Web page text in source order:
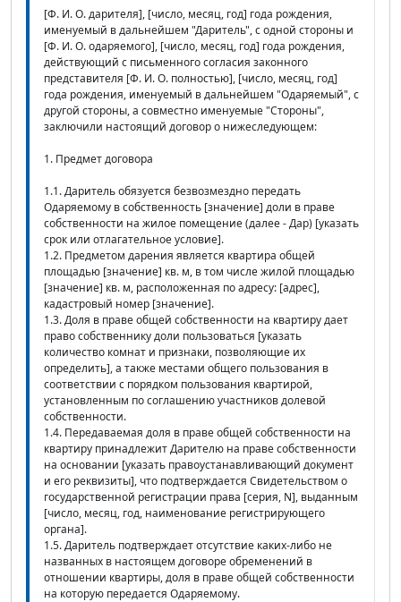
[Ф. И. О. дарителя], [число, месяц, год] года рождения,
именуемый в дальнейшем "Даритель", с одной стороны и
[Ф. И. О. одаряемого], [число, месяц, год] года рождения,
действующий с письменного согласия законного
представителя [Ф. И. О. полностью], [число, месяц, год]
года рождения, именуемый в дальнейшем "Одаряемый", с
другой стороны, а совместно именуемые "Стороны",
заключили настоящий договор о нижеследующем:
1. Предмет договора
1.1. Даритель обязуется безвозмездно передать
Одаряемому в собственность [значение] доли в праве
собственности на жилое помещение (далее - Дар) [указать
срок или отлагательное условие].
1.2. Предметом дарения является квартира общей
площадью [значение] кв. м, в том числе жилой площадью
[значение] кв. м, расположенная по адресу: [адрес],
кадастровый номер [значение].
1.3. Доля в праве общей собственности на квартиру дает
право собственнику доли пользоваться [указать
количество комнат и признаки, позволяющие их
определить], а также местами общего пользования в
соответствии с порядком пользования квартирой,
установленным по соглашению участников долевой
собственности.
1.4. Передаваемая доля в праве общей собственности на
квартиру принадлежит Дарителю на праве собственности
на основании [указать правоустанавливающий документ
и его реквизиты], что подтверждается Свидетельством о
государственной регистрации права [серия, N], выданным
[число, месяц, год, наименование регистрирующего
органа].
1.5. Даритель подтверждает отсутствие каких-либо не
названных в настоящем договоре обременений в
отношении квартиры, доля в праве общей собственности
на которую передается Одаряемому.